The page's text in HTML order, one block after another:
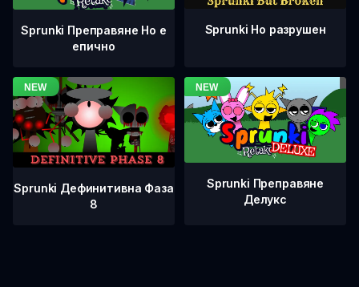
Sprunki Преправяне Но е
епично
Sprunki Но разрушен
Sprunki Дефинитивна Фаза
8
Sprunki Преправяне
Делукс